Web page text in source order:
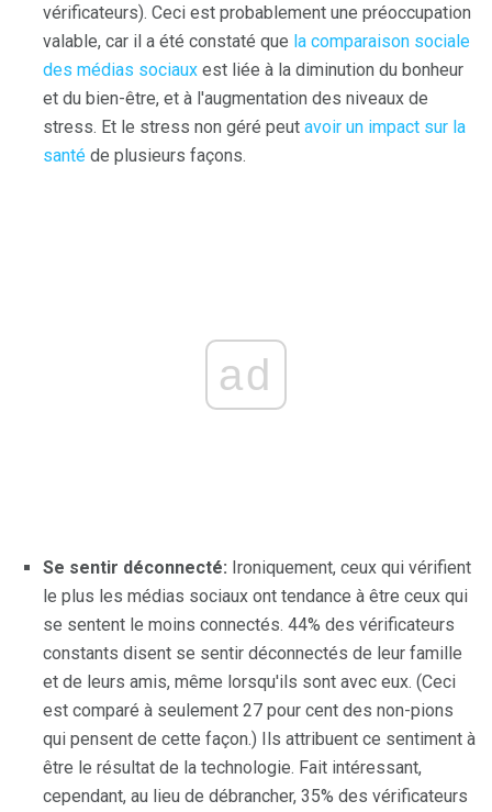
vérificateurs). Ceci est probablement une préoccupation
valable, car il a été constaté que la comparaison sociale
des médias sociaux est liée à la diminution du bonheur
et du bien-être, et à l'augmentation des niveaux de
stress. Et le stress non géré peut avoir un impact sur la
santé de plusieurs façons.
ad
Se sentir déconnecté: Ironiquement, ceux qui vérifient
le plus les médias sociaux ont tendance à être ceux qui
se sentent le moins connectés. 44% des vérificateurs
constants disent se sentir déconnectés de leur famille
et de leurs amis, même lorsqu'ils sont avec eux. (Ceci
est comparé à seulement 27 pour cent des non-pions
qui pensent de cette façon.) Ils attribuent ce sentiment à
être le résultat de la technologie. Fait intéressant,
cependant, au lieu de débrancher, 35% des vérificateurs